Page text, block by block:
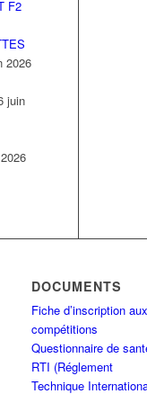
F2
2026
juin
DOCUMENTS
Fiche d’inscription aux
compétitions
Questionnaire de
RTI (Réglement
Technique